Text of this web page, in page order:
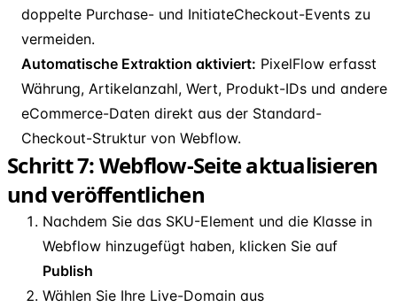
doppelte Purchase- und InitiateCheckout-Events zu
vermeiden.
Automatische Extraktion aktiviert: PixelFlow erfasst
Währung, Artikelanzahl, Wert, Produkt-IDs und andere
eCommerce-Daten direkt aus der Standard-
Checkout-Struktur von Webflow.
Schritt 7: Webflow-Seite aktualisieren
und veröffentlichen
Nachdem Sie das SKU-Element und die Klasse in
Webflow hinzugefügt haben, klicken Sie auf
Publish
Wählen Sie Ihre Live-Domain aus